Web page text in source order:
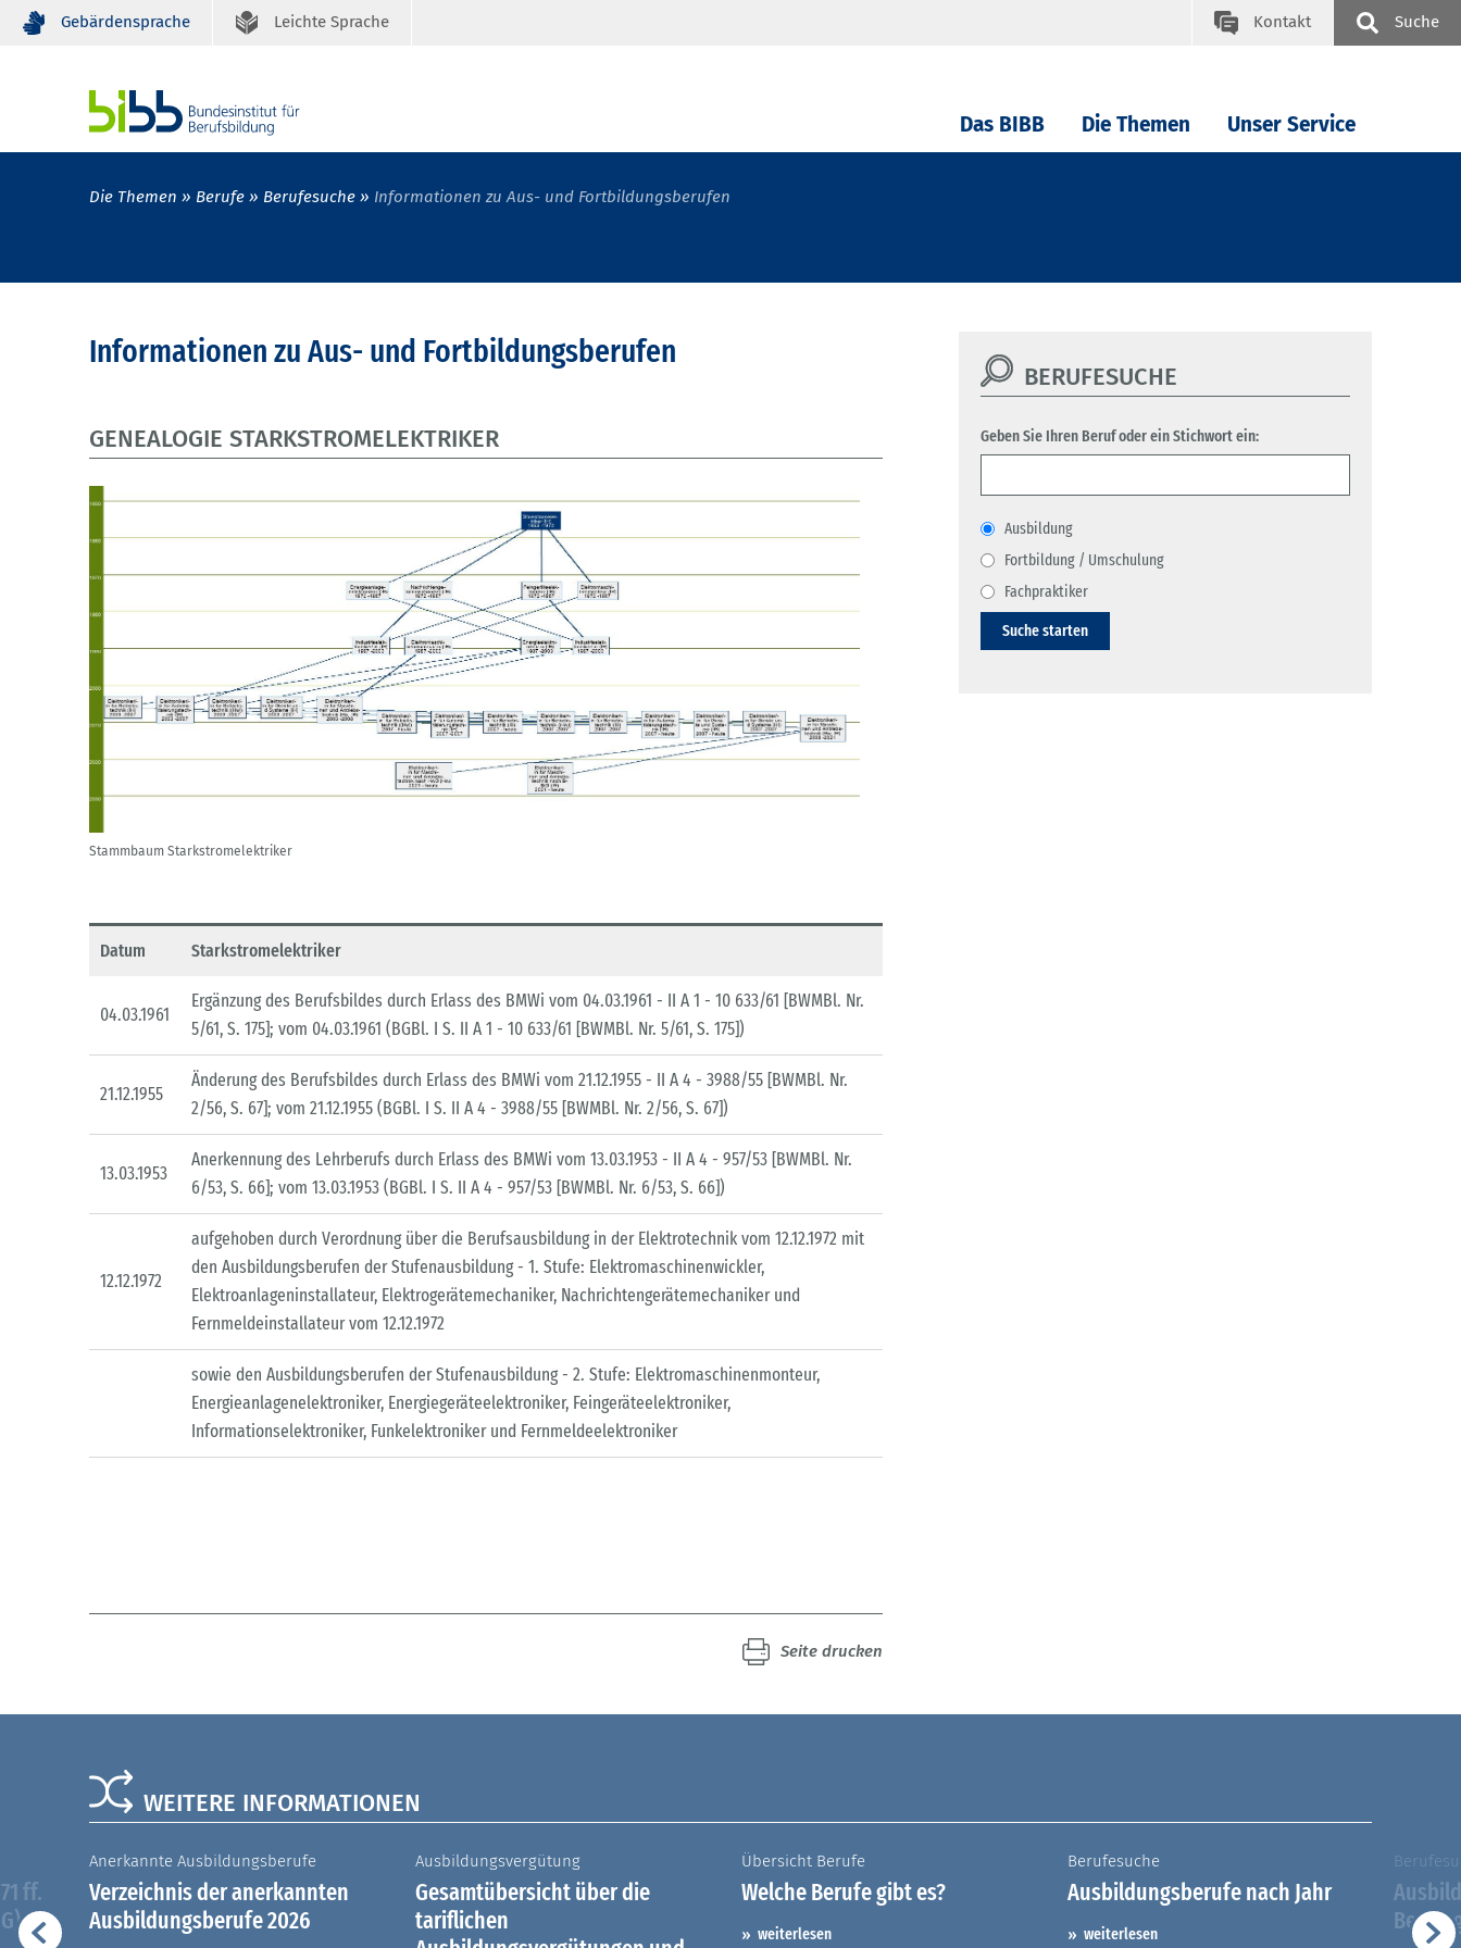
Gebärdensprache Leichte Sprache Kontakt Suche
Das BIBB Die Themen Unser Service
Die Themen Berufe Berufesuche Informationen zu Aus- und Fortbildungsberufen
Informationen zu Aus- und Fortbildungsberufen
GENEALOGIE STARKSTROMELEKTRIKER
Stammbaum Starkstromelektriker
Datum Starkstromelektriker
04.03.1961
Ergänzung des Berufsbildes durch Erlass des BMWi vom 04.03.1961 - II A 1 - 10 633/61 [BWMBl. Nr.
5/61, S. 175]; vom 04.03.1961 (BGBl. I S. II A 1 - 10 633/61 [BWMBl. Nr. 5/61, S. 175])
21.12.1955
Änderung des Berufsbildes durch Erlass des BMWi vom 21.12.1955 - II A 4 - 3988/55 [BWMBl. Nr.
2/56, S. 67]; vom 21.12.1955 (BGBl. I S. II A 4 - 3988/55 [BWMBl. Nr. 2/56, S. 67])
13.03.1953
Anerkennung des Lehrberufs durch Erlass des BMWi vom 13.03.1953 - II A 4 - 957/53 [BWMBl. Nr.
6/53, S. 66]; vom 13.03.1953 (BGBl. I S. II A 4 - 957/53 [BWMBl. Nr. 6/53, S. 66])
12.12.1972
aufgehoben durch Verordnung über die Berufsausbildung in der Elektrotechnik vom 12.12.1972 mit
den Ausbildungsberufen der Stufenausbildung - 1. Stufe: Elektromaschinenwickler,
Elektroanlageninstallateur, Elektrogerätemechaniker, Nachrichtengerätemechaniker und
Fernmeldeinstallateur vom 12.12.1972
sowie den Ausbildungsberufen der Stufenausbildung - 2. Stufe: Elektromaschinenmonteur,
Energieanlagenelektroniker, Energiegeräteelektroniker, Feingeräteelektroniker,
Informationselektroniker, Funkelektroniker und Fernmeldeelektroniker
Seite drucken
BERUFESUCHE
Geben Sie Ihren Beruf oder ein Stichwort ein:
Ausbildung
Fortbildung / Umschulung
Fachpraktiker
Suche starten
WEITERE INFORMATIONEN
ff.
Anerkannte Ausbildungsberufe
Verzeichnis der anerkannten
Ausbildungsberufe 2026
Ausbildungsvergütung
Gesamtübersicht über die
tariflichen
Übersicht Berufe
Welche Berufe gibt es?
weiterlesen
Berufesuche
Ausbildungsberufe nach Jahr
weiterlesen